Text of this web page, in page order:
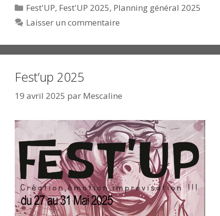
Catégories
Fest'UP, Fest'UP 2025, Planning général 2025
Laisser un commentaire
Fest’up 2025
19 avril 2025 par Mescaline